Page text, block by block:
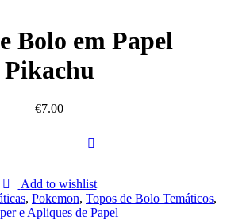
Bolo em Papel
Pikachu
€7.00
Add to wishlist
, Pokemon, Topos de Bolo Temáticos,
e Apliques de Papel